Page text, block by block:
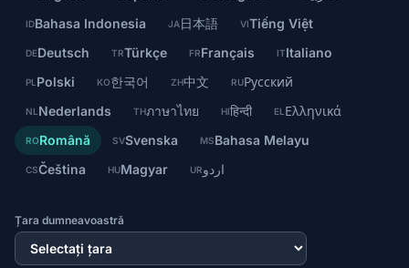
IDBahasa Indonesia JA日本語 VITiếng Việt
DEDeutsch TRTürkçe FRFrançais ITItaliano
PL Polski KO한국어 ZH中文 RUРусский
NL Nederlands THภาษาไทย HIहिन्दी EL Ελληνικά
RORomână SVSvenska MSBahasa Melayu
CSČeština HUMagyar URاردو
Țara dumneavoastră